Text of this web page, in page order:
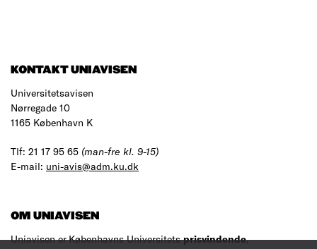
KONTAKT UNIAVISEN
Universitetsavisen
Nørregade 10
1165 København K
Tlf: 21 17 95 65 (man-fre kl. 9-15)
E-mail: uni-avis@adm.ku.dk
OM UNIAVISEN
Uniavisen er Københavns Universitetsprisvindende,